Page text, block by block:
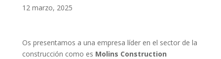
12 marzo, 2025
Os presentamos a una empresa líder en el sector de la
construcción como es Molins Construction